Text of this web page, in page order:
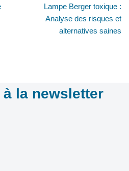
Lampe Berger toxique :
Analyse des risques et
alternatives saines
la newsletter